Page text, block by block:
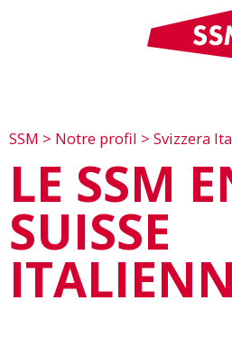
SSM > Notre profil > Svizzera
LE SSM
SUISSE